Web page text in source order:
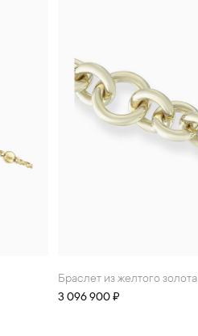
Браслет из желтого золота
3 096 900 ₽